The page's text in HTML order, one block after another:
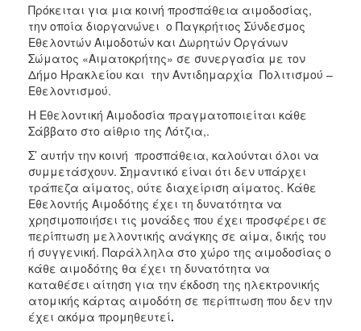
Πρόκειται για μια κοινή προσπάθεια αιμοδοσίας,
την οποία διοργανώνει ο Παγκρήτιος Σύνδεσμος
Εθελοντών Αιμοδοτών και Δωρητών Οργάνων
Σώματος «Αιματοκρήτης» σε συνεργασία με τον
Δήμο Ηρακλείου και την Αντιδημαρχία Πολιτισμού –
Εθελοντισμού.
Η Εθελοντική Αιμοδοσία πραγματοποιείται κάθε
Σάββατο στο αίθριο της Λότζια,.
Σ’ αυτήν την κοινή προσπάθεια, καλούνται όλοι να
συμμετάσχουν. Σημαντικό είναι ότι δεν υπάρχει
τράπεζα αίματος, ούτε διαχείριση αίματος. Κάθε
Εθελοντής Αιμοδότης έχει τη δυνατότητα να
χρησιμοποιήσει τις μονάδες που έχει προσφέρει σε
περίπτωση μελλοντικής ανάγκης σε αίμα, δικής του
ή συγγενική. Παράλληλα στο χώρο της αιμοδοσίας ο
κάθε αιμοδότης θα έχει τη δυνατότητα να
καταθέσει αίτηση για την έκδοση της ηλεκτρονικής
ατομικής κάρτας αιμοδότη σε περίπτωση που δεν την
έχει ακόμα προμηθευτεί.